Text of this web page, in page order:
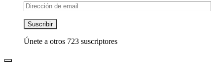
Dirección
de
email
Suscribir
Únete a otros 723 suscriptores